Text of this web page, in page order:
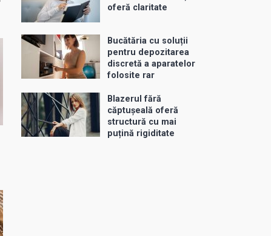
oferă claritate
Bucătăria cu soluții
pentru depozitarea
discretă a aparatelor
folosite rar
Blazerul fără
căptușeală oferă
structură cu mai
puțină rigiditate